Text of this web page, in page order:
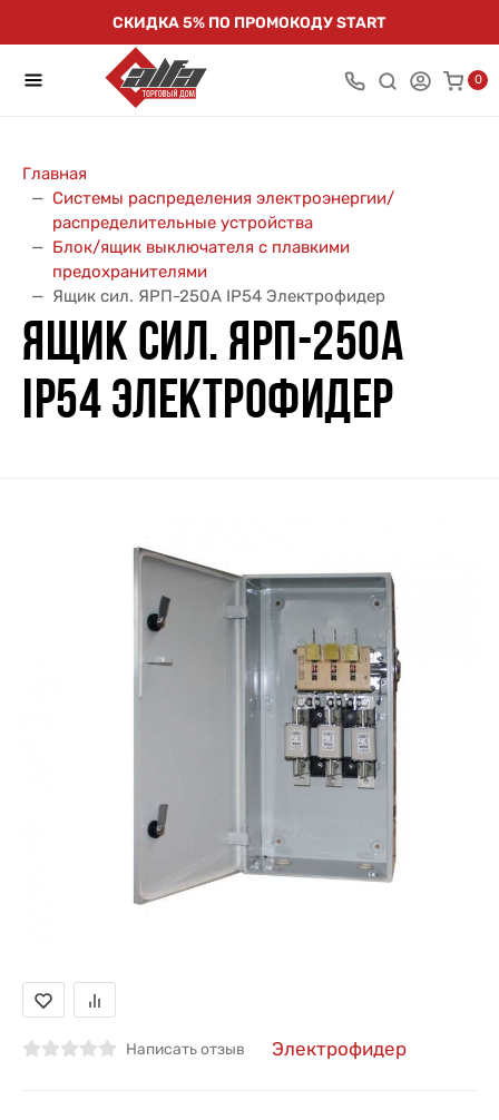
СКИДКА 5% ПО ПРОМОКОДУ START
0
Главная
Системы распределения электроэнергии/
распределительные устройства
Блок/ящик выключателя с плавкими
предохранителями
Ящик сил. ЯРП-250А IP54 Электрофидер
ЯЩИК СИЛ. ЯРП-250А
IP54 ЭЛЕКТРОФИДЕР
Написать отзыв Электрофидер